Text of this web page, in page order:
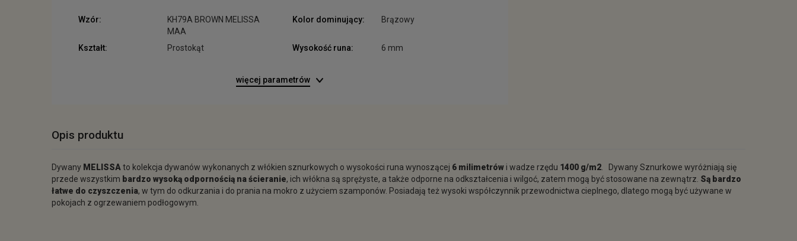
Wzór:
KH79A BROWN MELISSA
MAA
Kolor dominujący: Brązowy
Kształt: Prostokąt Wysokość runa: 6 mm
więcej parametrów
Opis produktu
Dywany MELISSA to kolekcja dywanów wykonanych z włókien sznurkowych o wysokości runa wynoszącej 6 milimetrów i wadze rzędu 1400 g/m2 . Dywany Sznurkowe wyróżniają się
przede wszystkim bardzo wysoką odpornością na ścieranie, ich włókna są sprężyste, a także odporne na odkształcenia i wilgoć, zatem mogą być stosowane na zewnątrz. Są bardzo
łatwe do czyszczenia, w tym do odkurzania i do prania na mokro z użyciem szamponów. Posiadają też wysoki współczynnik przewodnictwa cieplnego, dlatego mogą być używane w
pokojach z ogrzewaniem podłogowym.